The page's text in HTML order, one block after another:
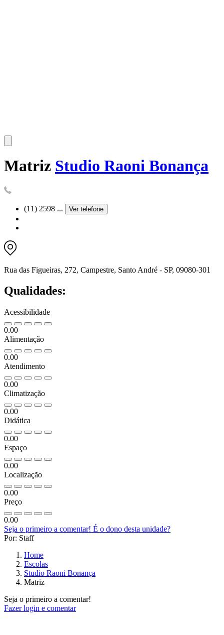
Matriz Studio Raoni Bonança
(11) 2598 ... Ver telefone
Rua das Figueiras, 272, Campestre, Santo André - SP, 09080-301
Qualidades:
Acessibilidade
0.00
Alimentação
0.00
Atendimento
0.00
Climatização
0.00
Didática
0.00
Espaço
0.00
Localização
0.00
Preço
0.00
Seja o primeiro a comentar! É o dono desta unidade?
Por: Staff
Home
Escolas
Studio Raoni Bonança
Matriz
Seja o primeiro a comentar!
Fazer login e comentar